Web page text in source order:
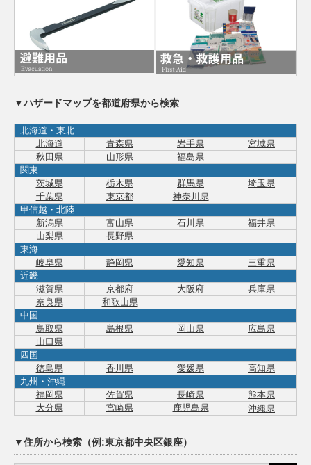
▼ハザードマップを都道府県から検索
北海道・東北
北海道
青森県 岩手県
宮城県
秋田県
山形県
福島県
関東
茨城県
栃木県 群馬県
埼玉県
千葉県
東京都
神奈川県
甲信越・北陸
新潟県
富山県 石川県
福井県
山梨県
長野県
東海
岐阜県
静岡県 愛知県
三重県
近畿
滋賀県
京都府 大阪府
兵庫県
奈良県
和歌山県
中国
鳥取県
島根県 岡山県
広島県
山口県
四国
徳島県
香川県 愛媛県
高知県
九州・沖縄
福岡県
佐賀県 長崎県
熊本県
大分県
宮崎県 鹿児島県 沖縄県
▼住所から検索（例:東京都中央区銀座）